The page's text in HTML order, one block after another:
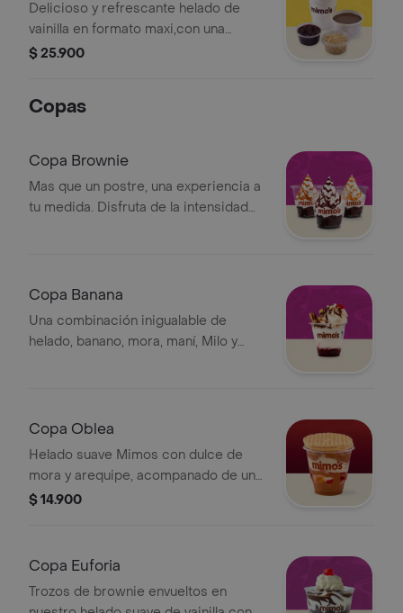
Delicioso y refrescante helado de
vainilla en formato maxi,con una
exquisita capa de fruta.
$ 25.900
Copas
Copa Brownie
Mas que un postre, una experiencia a
tu medida. Disfruta de la intensidad
Copa Banana
Una combinación inigualable de
helado, banano, mora, maní, Milo y
Copa Oblea
Helado suave Mimos con dulce de
mora y arequipe, acompanado de una
oblea ubicada en la parte superior de
$ 14.900
Copa Euforia
Trozos de brownie envueltos en